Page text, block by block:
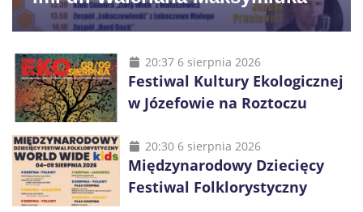
20:37 6 sierpnia 2026
Festiwal Kultury Ekologicznej
w Józefowie na Roztoczu
20:30 6 sierpnia 2026
Międzynarodowy Dziecięcy
Festiwal Folklorystyczny